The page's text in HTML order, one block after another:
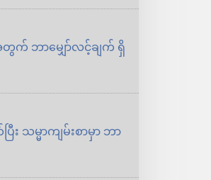
ဘာမျှော်လင့်ချက် ရှိ
သမ္မာကျမ်းစာမှာ ဘာ